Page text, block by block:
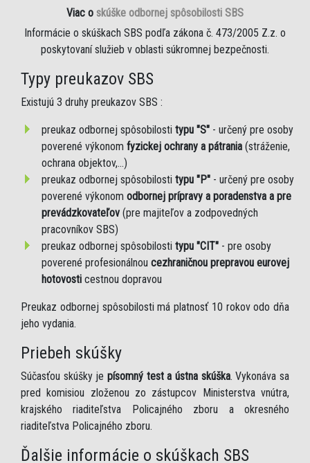
Viac o skúške odbornej spôsobilosti SBS
Informácie o skúškach SBS podľa zákona č. 473/2005 Z.z. o
poskytovaní služieb v oblasti súkromnej bezpečnosti.
Typy preukazov SBS
Existujú 3 druhy preukazov SBS :
preukaz odbornej spôsobilosti typu "S" - určený pre osoby
poverené výkonom fyzickej ochrany a pátrania (stráženie,
ochrana objektov,...)
preukaz odbornej spôsobilosti typu "P" - určený pre osoby
poverené výkonom odbornej prípravy a poradenstva a pre
prevádzkovateľov (pre majiteľov a zodpovedných
pracovníkov SBS)
preukaz odbornej spôsobilosti typu "CIT" - pre osoby
poverené profesionálnou cezhraničnou prepravou eurovej
hotovosti cestnou dopravou
Preukaz odbornej spôsobilosti má platnosť 10 rokov odo dňa
jeho vydania.
Priebeh skúšky
Súčasťou skúšky je písomný test a ústna skúška. Vykonáva sa
pred komisiou zloženou zo zástupcov Ministerstva vnútra,
krajského riaditeľstva Policajného zboru a okresného
riaditeľstva Policajného zboru.
Ďalšie informácie o skúškach SBS